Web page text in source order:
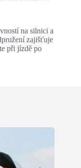
na silnici a
zajišťuje
při jízdě po